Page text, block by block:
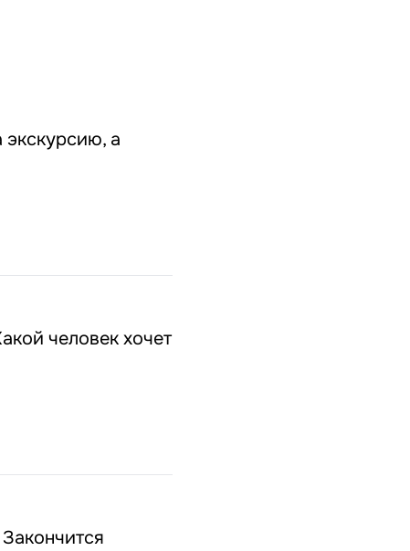
экскурсию, а
человек хочет